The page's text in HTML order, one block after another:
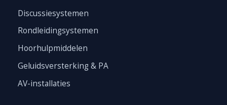
Discussiesystemen
Rondleidingsystemen
Hoorhulpmiddelen
Geluidsversterking & PA
AV-installaties